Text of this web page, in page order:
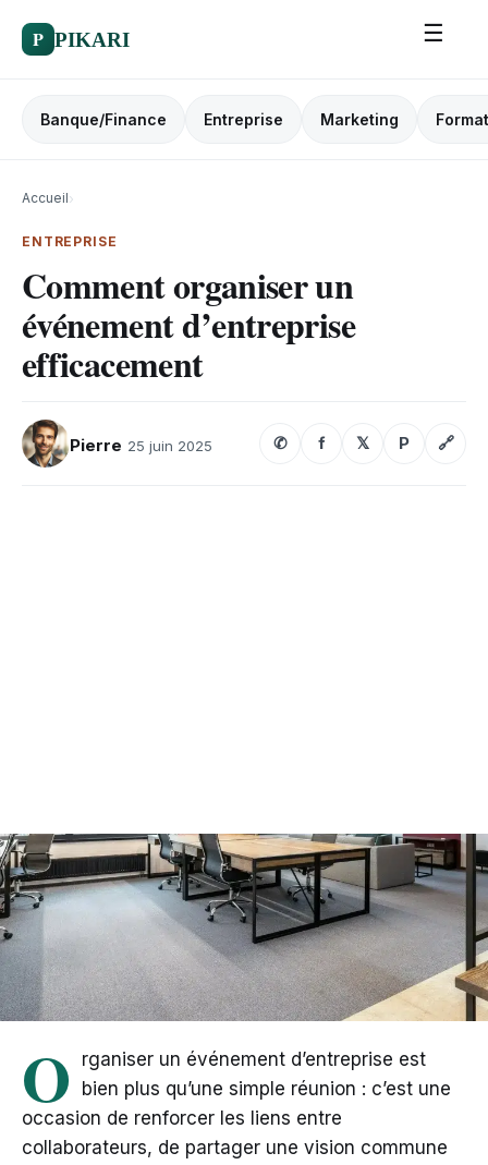
P PIKARI ☰
Banque/Finance Entreprise Marketing
Accueil›
ENTREPRISE
Comment organiser un
événement d’entreprise
efficacement
Pierre 25 juin 2025 ✆ f 𝕏 P 🔗
O
rganiser un événement d’entreprise est
bien plus qu’une simple réunion : c’est une
occasion de renforcer les liens entre
collaborateurs, de partager une vision commune